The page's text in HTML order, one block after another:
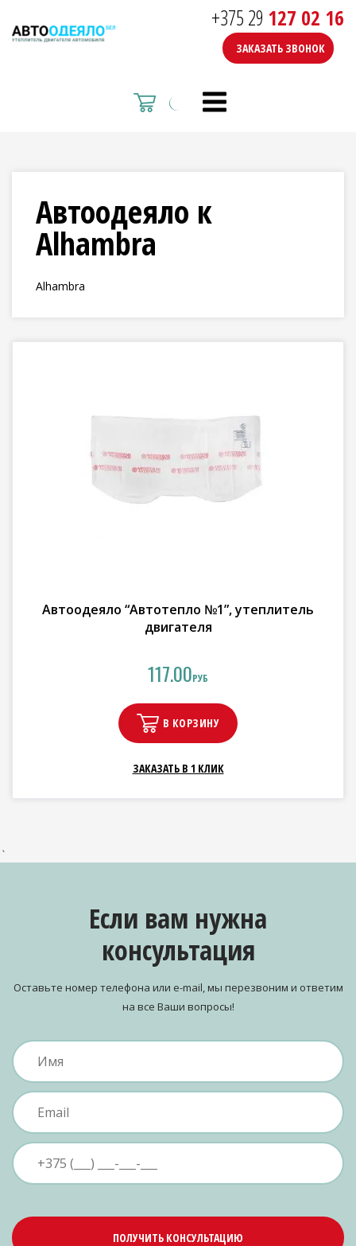
+375 29 127 02 16
ЗАКАЗАТЬ ЗВОНОК
Автоодеяло к
Alhambra
Alhambra
Автоодеяло “Автотепло №1”, утеплитель
двигателя
117.00РУБ
В КОРЗИНУ
ЗАКАЗАТЬ В 1 КЛИК
`
Если вам нужна
консультация
Оставьте номер телефона или e-mail, мы перезвоним и ответим
на все Ваши вопросы!
ПОЛУЧИТЬ КОНСУЛЬТАЦИЮ